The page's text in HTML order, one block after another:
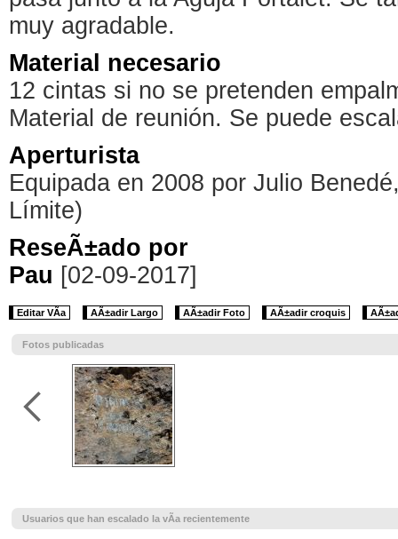
muy agradable.
Material necesario
12 cintas si no se pretenden
Material de reunión. Se puede
Aperturista
Equipada en 2008 por Julio
Límite)
ReseÃ±ado por
Pau [02-09-2017]
Editar VÃ­a AÃ±adir Largo AÃ±adir Foto AÃ±adir croquis
Fotos publicadas
Usuarios que han escalado la vÃ­a recientemente